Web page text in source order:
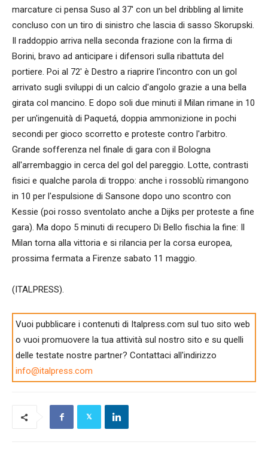
marcature ci pensa Suso al 37' con un bel dribbling al limite
concluso con un tiro di sinistro che lascia di sasso Skorupski.
Il raddoppio arriva nella seconda frazione con la firma di
Borini, bravo ad anticipare i difensori sulla ribattuta del
portiere. Poi al 72' è Destro a riaprire l'incontro con un gol
arrivato sugli sviluppi di un calcio d'angolo grazie a una bella
girata col mancino. E dopo soli due minuti il Milan rimane in 10
per un'ingenuità di Paquetá, doppia ammonizione in pochi
secondi per gioco scorretto e proteste contro l'arbitro.
Grande sofferenza nel finale di gara con il Bologna
all'arrembaggio in cerca del gol del pareggio. Lotte, contrasti
fisici e qualche parola di troppo: anche i rossoblù rimangono
in 10 per l'espulsione di Sansone dopo uno scontro con
Kessie (poi rosso sventolato anche a Dijks per proteste a fine
gara). Ma dopo 5 minuti di recupero Di Bello fischia la fine: Il
Milan torna alla vittoria e si rilancia per la corsa europea,
prossima fermata a Firenze sabato 11 maggio.
(ITALPRESS).
Vuoi pubblicare i contenuti di Italpress.com sul tuo sito web
o vuoi promuovere la tua attività sul nostro sito e su quelli
delle testate nostre partner? Contattaci all'indirizzo
info@italpress.com